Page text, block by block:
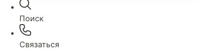
Поиск
Связаться